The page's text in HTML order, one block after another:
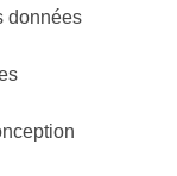
données